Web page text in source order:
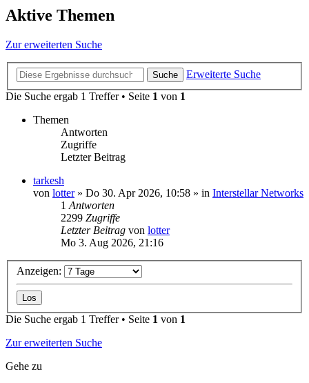
Aktive Themen
Zur erweiterten Suche
Suche
Erweiterte Suche
Die Suche ergab 1 Treffer • Seite 1 von 1
Themen
Antworten
Zugriffe
Letzter Beitrag
tarkesh
von lotter» Do 30. Apr 2026, 10:58 » in Interstellar Networks
1 Antworten
2299 Zugriffe
Letzter Beitrag von lotter
Mo 3. Aug 2026, 21:16
Anzeigen:
Die Suche ergab 1 Treffer • Seite 1 von 1
Zur erweiterten Suche
Gehe zu